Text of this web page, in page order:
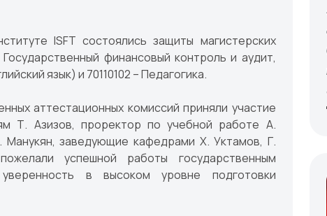
ISFT состоялись защиты магистерских
финансовый контроль и аудит,
язык) и 70110102 – Педагогика.
аттестационных комиссий приняли участие
Т. Азизов, проректор по учебной работе А.
заведующие кафедрами Х. Уктамов, Г.
успешной работы государственным
в высоком уровне подготовки